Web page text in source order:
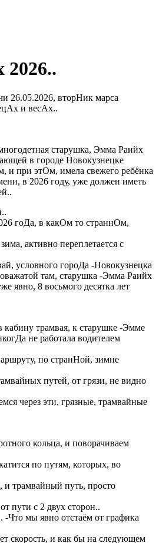
26.05.2026, вторНик марса
и весАх..
старушка, Эмма Раийх
в городе Новокузнецке
и при этОм, имела свежего ребёнка
в 2026 году, уже должен иметь
гоДа, в какОм то страннОм,
активно переплетается с
условного гороДа -Новокузнецка
там, старушка -Эмма Раийх
явно, 8 восьмого десятка лет
кабину трамвая, к старушке -Эмме
не работала водителем
по странНой, зимне
путей, от грязи, не видно
через эти, грязные, трамвайные
кольца, и поворачиваем
по путям, которых, во
и трамвайный путь, просто
пути с 2 двух сторон..
Что мы явно отстаём от графика
скорость, и как бы на следующем